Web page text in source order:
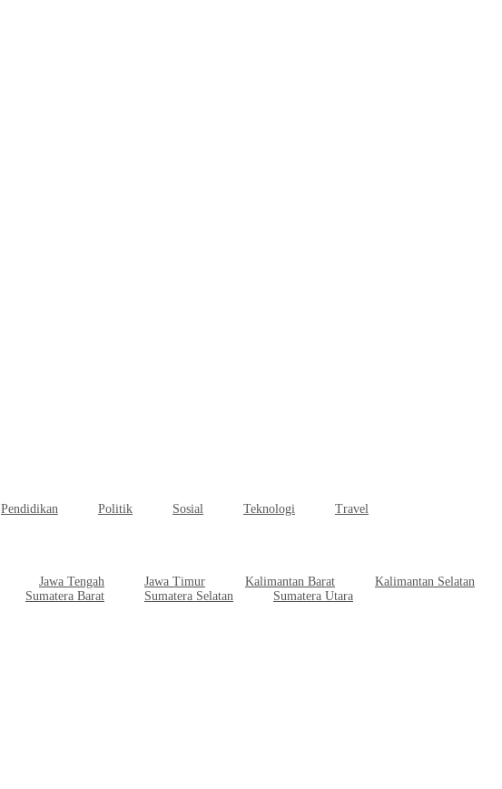
Pendidikan Politik Sosial Teknologi
Travel
Jawa Tengah Jawa Timur Kalimantan Barat
Kalimantan Selatan
Sumatera Barat Sumatera Selatan Sumatera Utara